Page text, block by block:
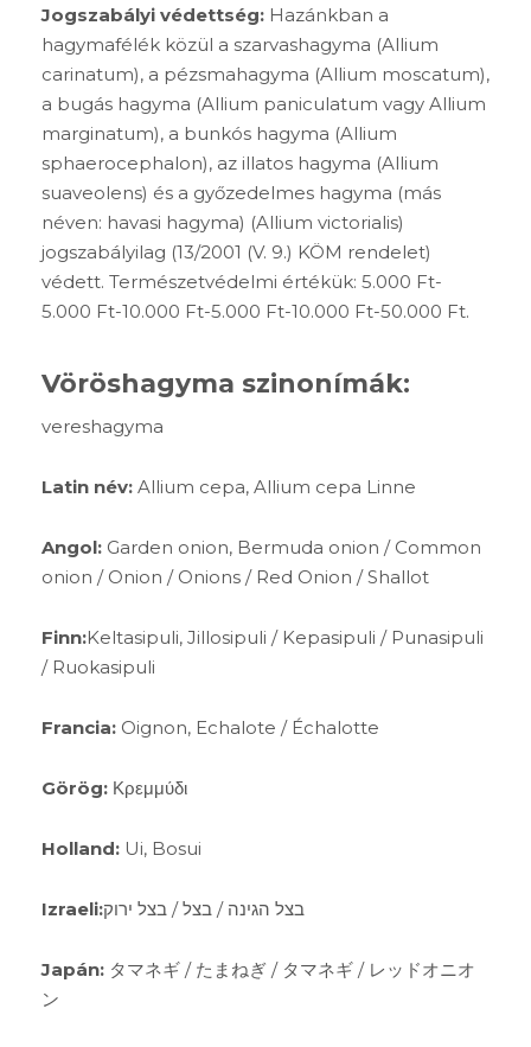
Jogszabályi védettség: Hazánkban a
hagymafélék közül a szarvashagyma (Allium
carinatum), a pézsmahagyma (Allium moscatum),
a bugás hagyma (Allium paniculatum vagy Allium
marginatum), a bunkós hagyma (Allium
sphaerocephalon), az illatos hagyma (Allium
suaveolens) és a győzedelmes hagyma (más
néven: havasi hagyma) (Allium victorialis)
jogszabályilag (13/2001 (V. 9.) KÖM rendelet)
védett. Természetvédelmi értékük: 5.000 Ft-
5.000 Ft-10.000 Ft-5.000 Ft-10.000 Ft-50.000 Ft.
Vöröshagyma szinonímák:
vereshagyma
Latin név: Allium cepa, Allium cepa Linne
Angol: Garden onion, Bermuda onion / Common
onion / Onion / Onions / Red Onion / Shallot
Finn:Keltasipuli, Jillosipuli / Kepasipuli / Punasipuli
/ Ruokasipuli
Francia: Oignon, Echalote / Échalotte
Görög: Κρεμμύδι
Holland: Ui, Bosui
Izraeli:בצל הגינה / בצל / בצל ירוק
Japán: タマネギ / たまねぎ / タマネギ / レッドオニオ
ン